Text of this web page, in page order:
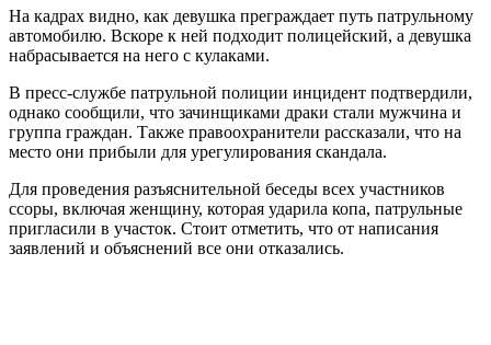
На кадрах видно, как девушка преграждает путь патрульному
автомобилю. Вскоре к ней подходит полицейский, а девушка
набрасывается на него с кулаками.
В пресс-службе патрульной полиции инцидент подтвердили,
однако сообщили, что зачинщиками драки стали мужчина и
группа граждан. Также правоохранители рассказали, что на
место они прибыли для урегулирования скандала.
Для проведения разъяснительной беседы всех участников
ссоры, включая женщину, которая ударила копа, патрульные
пригласили в участок. Стоит отметить, что от написания
заявлений и объяснений все они отказались.